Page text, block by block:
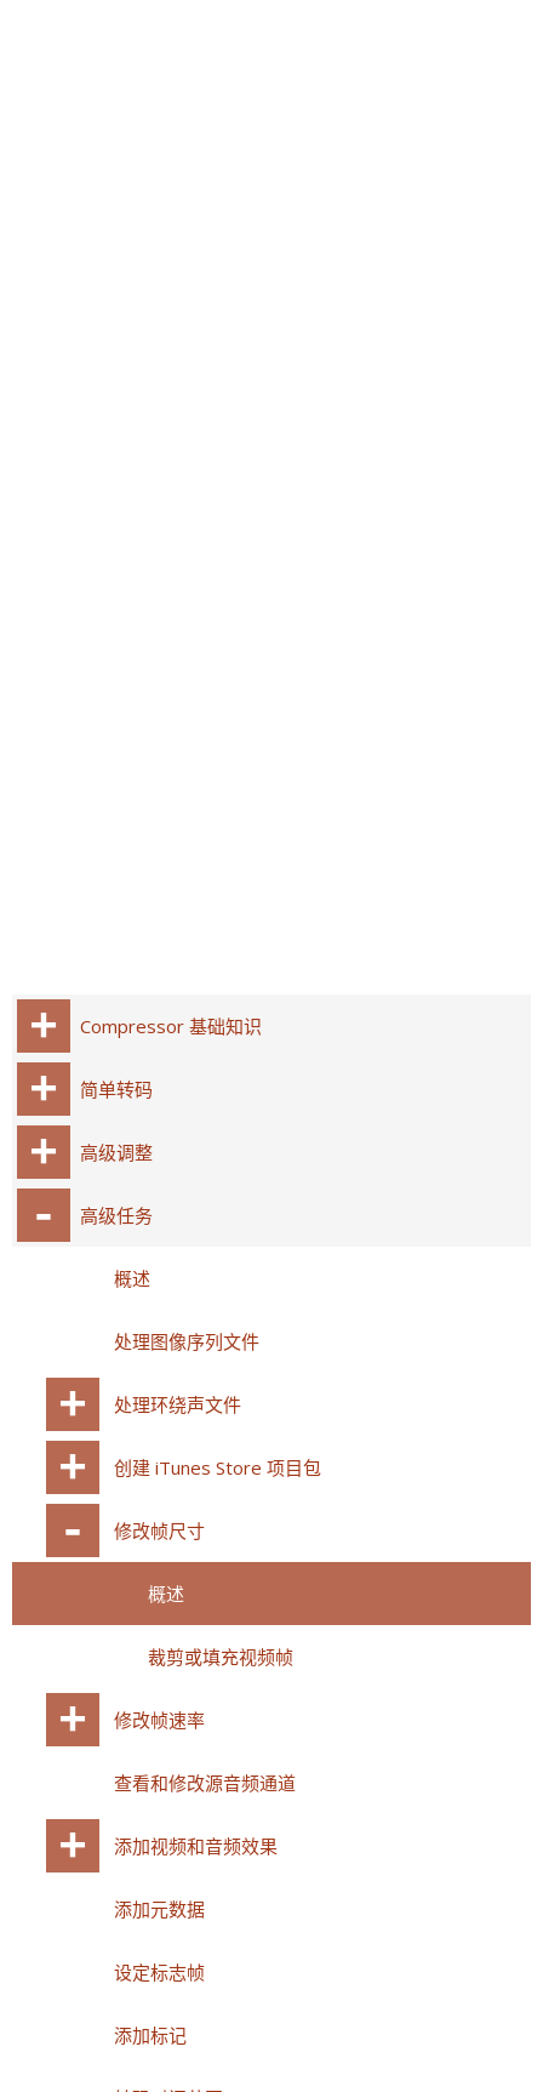
Compressor 基础知识
简单转码
高级调整
高级任务
概述
处理图像序列文件
处理环绕声文件
创建 iTunes Store 项目包
修改帧尺寸
概述
裁剪或填充视频帧
修改帧速率
查看和修改源音频通道
添加视频和音频效果
添加元数据
设定标志帧
添加标记